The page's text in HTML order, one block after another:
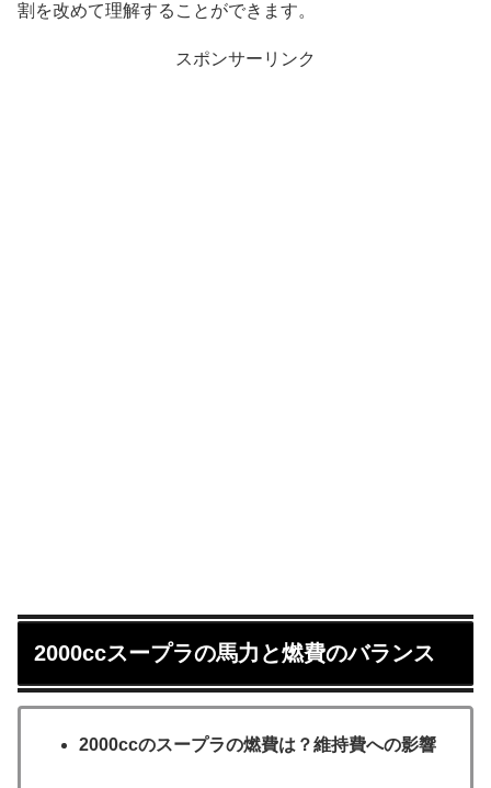
割を改めて理解することができます。
スポンサーリンク
2000ccスープラの馬力と燃費のバランス
2000ccのスープラの燃費は？維持費への影響